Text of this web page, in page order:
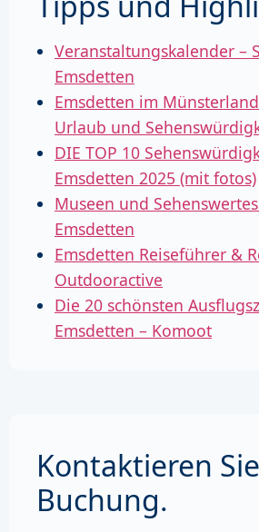
Veranstaltungskalender –
Emsdetten
Emsdetten im
Urlaub und
DIE TOP 10
Emsdetten 2025 (mit fotos)
Museen und
Emsdetten
Emsdetten Reiseführer &
Outdooractive
Die 20 schönsten
Emsdetten – Komoot
Kontaktieren
Buchung.